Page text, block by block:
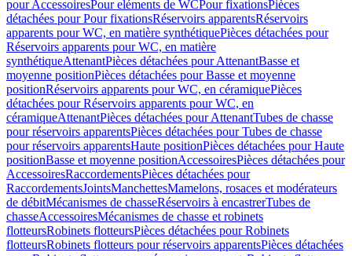
pour AccessoiresPour eléments de WCPour fixationsPièces
détachées pour Pour fixationsRéservoirs apparentsRéservoirs
apparents pour WC, en matière synthétiquePièces détachées pour
Réservoirs apparents pour WC, en matière
synthétiqueAttenantPièces détachées pour AttenantBasse et
moyenne positionPièces détachées pour Basse et moyenne
positionRéservoirs apparents pour WC, en céramiquePièces
détachées pour Réservoirs apparents pour WC, en
céramiqueAttenantPièces détachées pour AttenantTubes de chasse
pour réservoirs apparentsPièces détachées pour Tubes de chasse
pour réservoirs apparentsHaute positionPièces détachées pour Haute
positionBasse et moyenne positionAccessoiresPièces détachées pour
AccessoiresRaccordementsPièces détachées pour
RaccordementsJointsManchettesMamelons, rosaces et modérateurs
de débitMécanismes de chasseRéservoirs à encastrerTubes de
chasseAccessoiresMécanismes de chasse et robinets
flotteursRobinets flotteursPièces détachées pour Robinets
flotteursRobinets flotteurs pour réservoirs apparentsPièces détachées